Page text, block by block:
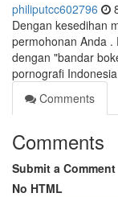
philiputcc602796
Dengan kesedihan
permohonan Anda .
dengan "bandar
pornografi
Comments
Comments
Submit a Comment
No HTML